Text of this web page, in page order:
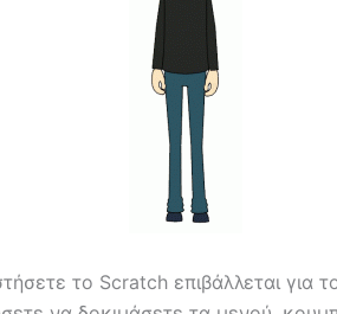
το Scratch επιβάλλεται για